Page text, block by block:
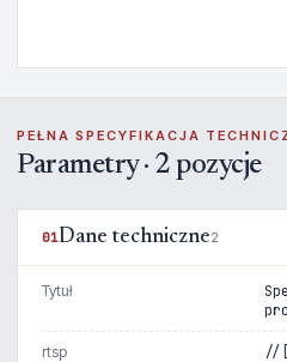
PEŁNA SPECYFIKACJA
Parametry · 2 pozycje
01Dane techniczne2
Tytuł
rtsp //